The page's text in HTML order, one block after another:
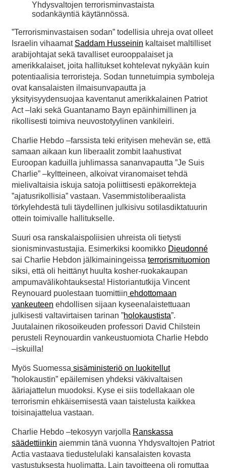
Yhdysvaltojen terrorisminvastaista
sodankäyntiä käytännössä.
”Terrorisminvastaisen sodan” todellisia uhreja ovat olleet
Israelin vihaamat Saddam Husseinin kaltaiset maltilliset
arabijohtajat sekä tavalliset eurooppalaiset ja
amerikkalaiset, joita hallitukset kohtelevat nykyään kuin
potentiaalisia terroristeja. Sodan tunnetuimpia symboleja
ovat kansalaisten ilmaisunvapautta ja
yksityisyydensuojaa kaventanut amerikkalainen Patriot
Act –laki sekä Guantanamo Bayn epäinhimillinen ja
rikollisesti toimiva neuvostotyylinen vankileiri.
Charlie Hebdo –farssista teki erityisen mehevän se, että
samaan aikaan kun liberaalit zombit laahustivat
Euroopan kaduilla juhlimassa sananvapautta ”Je Suis
Charlie” –kyltteineen, alkoivat viranomaiset tehdä
mielivaltaisia iskuja satoja poliittisesti epäkorrekteja
”ajatusrikollisia” vastaan. Vasemmistoliberaalista
törkylehdestä tuli täydellinen julkisivu sotilasdiktatuurin
ottein toimivalle hallitukselle.
Suuri osa ranskalaispoliisien uhreista oli tietysti
sionisminvastustajia. Esimerkiksi koomikko Dieudonné
sai Charlie Hebdon jälkimainingeissa terrorismituomion
siksi, että oli heittänyt huulta kosher-ruokakaupan
ampumavälikohtauksesta! Historiantutkija Vincent
Reynouard puolestaan tuomittiin ehdottomaan
vankeuteen ehdollisen sijaan kyseenalaistettuaan
julkisesti valtavirtaisen tarinan ”holokaustista”.
Juutalainen rikosoikeuden professori David Chilstein
perusteli Reynouardin vankeustuomiota Charlie Hebdo
–iskuilla!
Myös Suomessa sisäministeriö on luokitellut
”holokaustin” epäilemisen yhdeksi väkivaltaisen
ääriajattelun muodoksi. Kyse ei siis todellakaan ole
terrorismin ehkäisemisestä vaan taistelusta kaikkea
toisinajattelua vastaan.
Charlie Hebdo –tekosyyn varjolla Ranskassa
säädettiinkin aiemmin tänä vuonna Yhdysvaltojen Patriot
Actia vastaava tiedustelulaki kansalaisten kovasta
vastustuksesta huolimatta. Lain tavoitteena oli romuttaa